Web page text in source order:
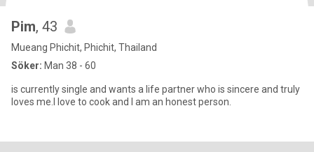
Pim, 43
Mueang Phichit, Phichit, Thailand
Söker: Man 38 - 60
is currently single and wants a life partner who is sincere and truly
loves me.I love to cook and I am an honest person.